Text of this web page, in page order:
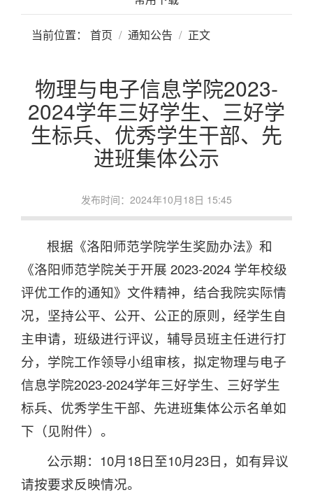
当前位置： 首页 通知公告 正文
物理与电子信息学院2023-
2024学年三好学生、三好学
生标兵、优秀学生干部、先
进班集体公示
发布时间：2024年10月18日 15:45
根据《洛阳师范学院学生奖励办法》和
《洛阳师范学院关于开展 2023-2024 学年校级
评优工作的通知》文件精神，结合我院实际情
况，坚持公平、公开、公正的原则，经学生自
主申请，班级进行评议，辅导员班主任进行打
分，学院工作领导小组审核，拟定物理与电子
信息学院2023-2024学年三好学生、三好学生
标兵、优秀学生干部、先进班集体公示名单如
下（见附件）。
公示期：10月18日至10月23日，如有异议
请按要求反映情况。